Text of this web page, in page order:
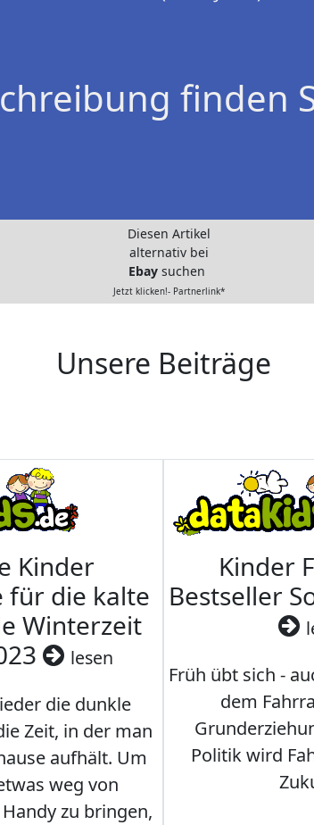
finden
Diesen Artikel
alternativ bei
Ebay suchen
Jetzt klicken!- Partnerlink*
Unsere Beiträge
Kinder
für die kalte
Winterzeit
lesen
die dunkle
Zeit, in der man
aufhält. Um
weg von
zu bringen,
Kinder
Bestseller
Früh übt sich -
dem
Politik wird